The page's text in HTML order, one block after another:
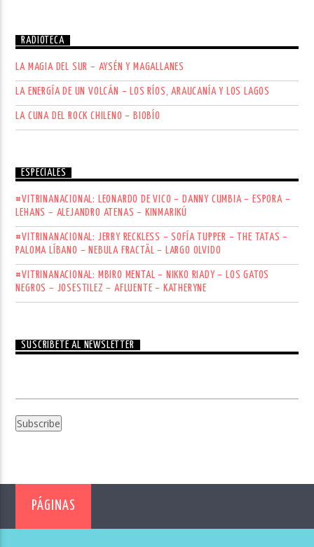
RADIOTECA
LA MAGIA DEL SUR – AYSÉN Y MAGALLANES
LA ENERGÍA DE UN VOLCÁN – LOS RÍOS, ARAUCANÍA Y LOS LAGOS
LA CUNA DEL ROCK CHILENO – BIOBÍO
ESPECIALES
#VITRINANACIONAL: LEONARDO DE VICO – DANNY CUMBIA – ESPORA –
LEHANS – ALEJANDRO ATENAS – KINMARIKÚ
#VITRINANACIONAL: JERRY RECKLESS – SOFÍA TUPPER – THE TATAS –
PALOMA LÍBANO – NEBULA FRACTÄL – LARGO OLVIDO
#VITRINANACIONAL: MBIRO MENTAL – NIKKO RIADY – LOS GATOS
NEGROS – JOSESTILEZ – AFLUENTE – KATHERYNE
SUSCRÍBETE AL NEWSLETTER
PÁGINAS